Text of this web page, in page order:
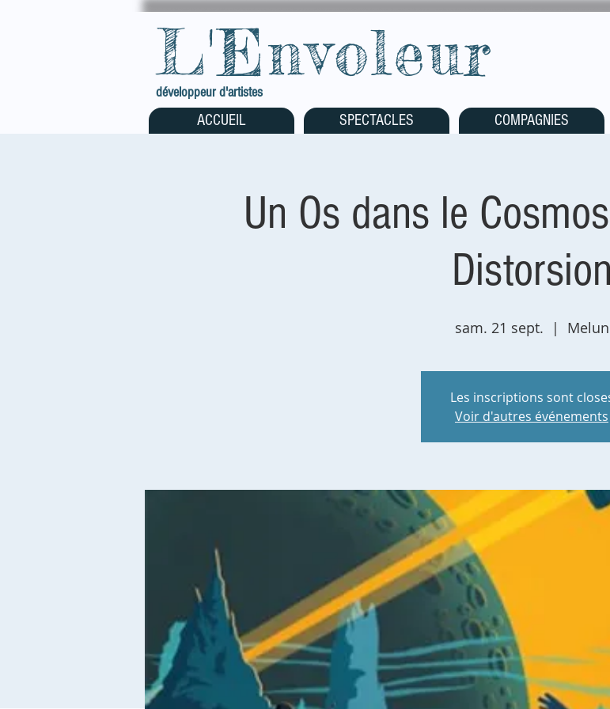
L'Envoleur
développeur d'artistes
ACCUEIL SPECTACLES COMPAGNIES
Un Os dans le
Distorsion
sam. 21 sept.
  |
Melun
Les inscriptions sont
Voir d'autres événements